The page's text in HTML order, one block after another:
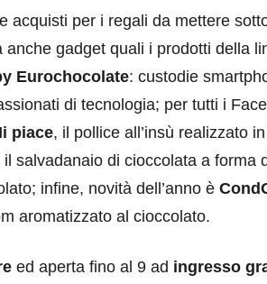
acquisti per i regali da mettere
gadget quali i prodotti della
Eurochocolate: custodie
di tecnologia; per tutti i
piace, il pollice all’insù realizzato
salvadanaio di cioccolata a forma
infine, novità dell’anno è
aromatizzato al cioccolato.
ed aperta fino al 9 ad ingresso
di
Eventi
Rimini